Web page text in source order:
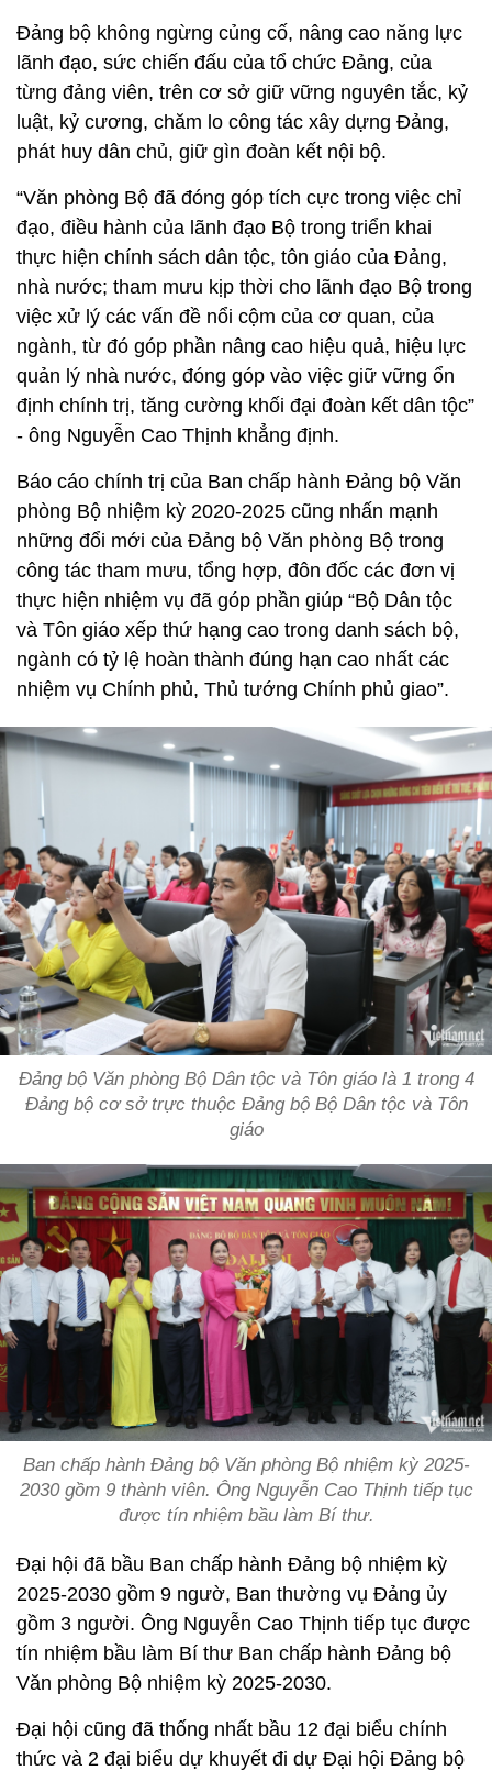
Đảng bộ không ngừng củng cố, nâng cao năng lực
lãnh đạo, sức chiến đấu của tổ chức Đảng, của
từng đảng viên, trên cơ sở giữ vững nguyên tắc, kỷ
luật, kỷ cương, chăm lo công tác xây dựng Đảng,
phát huy dân chủ, giữ gìn đoàn kết nội bộ.
“Văn phòng Bộ đã đóng góp tích cực trong việc chỉ
đạo, điều hành của lãnh đạo Bộ trong triển khai
thực hiện chính sách dân tộc, tôn giáo của Đảng,
nhà nước; tham mưu kịp thời cho lãnh đạo Bộ trong
việc xử lý các vấn đề nổi cộm của cơ quan, của
ngành, từ đó góp phần nâng cao hiệu quả, hiệu lực
quản lý nhà nước, đóng góp vào việc giữ vững ổn
định chính trị, tăng cường khối đại đoàn kết dân tộc”
- ông Nguyễn Cao Thịnh khẳng định.
Báo cáo chính trị của Ban chấp hành Đảng bộ Văn
phòng Bộ nhiệm kỳ 2020-2025 cũng nhấn mạnh
những đổi mới của Đảng bộ Văn phòng Bộ trong
công tác tham mưu, tổng hợp, đôn đốc các đơn vị
thực hiện nhiệm vụ đã góp phần giúp “Bộ Dân tộc
và Tôn giáo xếp thứ hạng cao trong danh sách bộ,
ngành có tỷ lệ hoàn thành đúng hạn cao nhất các
nhiệm vụ Chính phủ, Thủ tướng Chính phủ giao”.
Đảng bộ Văn phòng Bộ Dân tộc và Tôn giáo là 1 trong 4
Đảng bộ cơ sở trực thuộc Đảng bộ Bộ Dân tộc và Tôn
giáo
Ban chấp hành Đảng bộ Văn phòng Bộ nhiệm kỳ 2025-
2030 gồm 9 thành viên. Ông Nguyễn Cao Thịnh tiếp tục
được tín nhiệm bầu làm Bí thư.
Đại hội đã bầu Ban chấp hành Đảng bộ nhiệm kỳ
2025-2030 gồm 9 ngườ, Ban thường vụ Đảng ủy
gồm 3 người. Ông Nguyễn Cao Thịnh tiếp tục được
tín nhiệm bầu làm Bí thư Ban chấp hành Đảng bộ
Văn phòng Bộ nhiệm kỳ 2025-2030.
Đại hội cũng đã thống nhất bầu 12 đại biểu chính
thức và 2 đại biểu dự khuyết đi dự Đại hội Đảng bộ